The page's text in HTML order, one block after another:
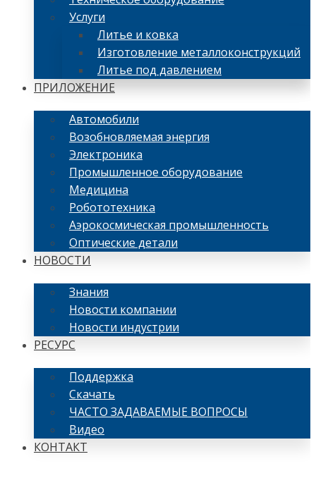
Услуги
Литье и ковка
Изготовление металлоконструкций
Литье под давлением
ПРИЛОЖЕНИЕ
Автомобили
Возобновляемая энергия
Электроника
Промышленное оборудование
Медицина
Робототехника
Аэрокосмическая промышленность
Оптические детали
НОВОСТИ
Знания
Новости компании
Новости индустрии
РЕСУРС
Поддержка
Скачать
ЧАСТО ЗАДАВАЕМЫЕ ВОПРОСЫ
Видео
КОНТАКТ